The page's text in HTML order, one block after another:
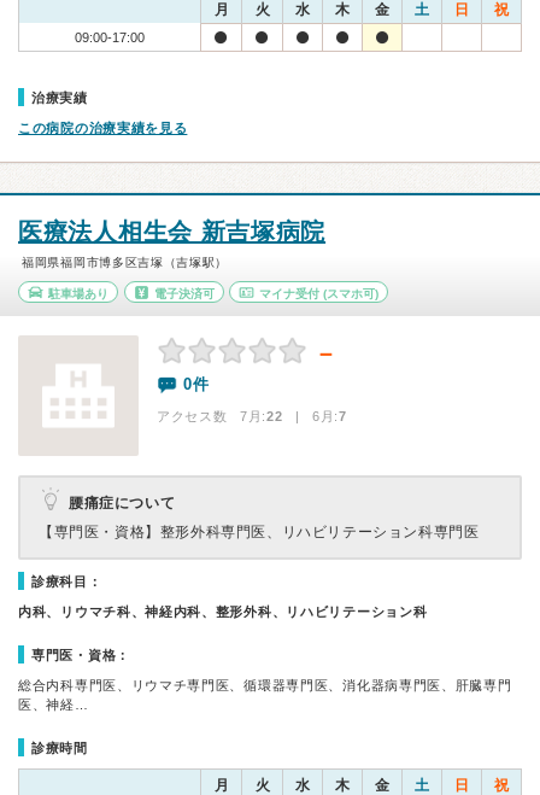
月 火 水 木 金 土 日 祝
09:00-17:00
治療実績
この病院の治療実績を見る
医療法人相生会 新吉塚病院
福岡県福岡市博多区吉塚（吉塚駅）
駐車場あり 電子決済可 マイナ受付 (スマホ可)
－
0件
アクセス数 7月:22 | 6月:7
腰痛症について
【専門医・資格】 整形外科専門医、リハビリテーション科専門医
診療科目：
内科、リウマチ科、神経内科、整形外科、リハビリテーション科
専門医・資格：
総合内科専門医、リウマチ専門医、循環器専門医、消化器病専門医、肝臓専門
医、神経…
診療時間
月 火 水 木 金 土 日 祝